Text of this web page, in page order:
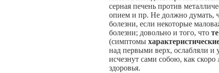
серная печень против
опием и пр. Не должно думать,
болезни, если некоторые
болезни; довольно и того, что
(симптомы
над первыми верх, ослабляли
исчезнут сами собою, как скоро
здоровья.